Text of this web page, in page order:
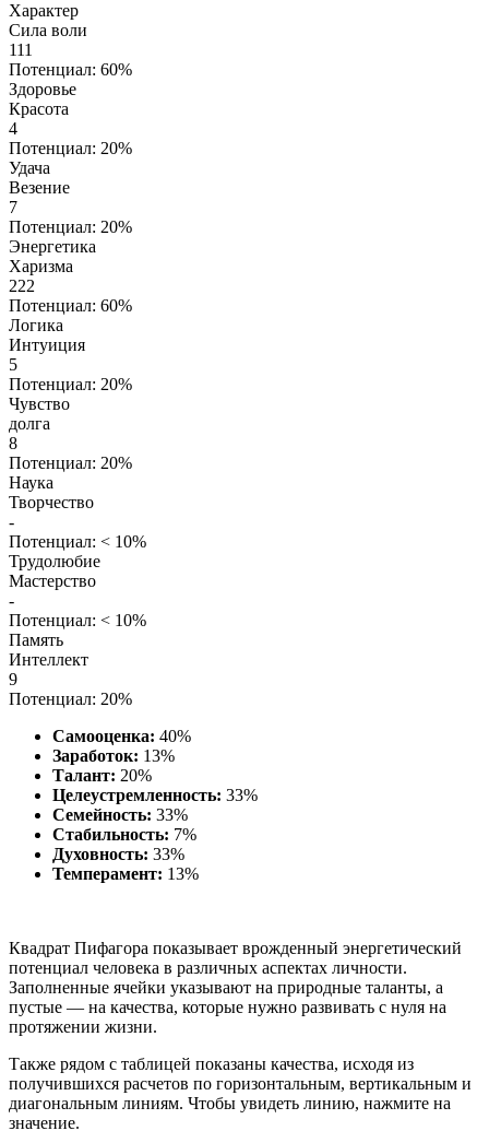
Характер
Сила воли
111
Потенциал: 60%
Здоровье
Красота
4
Потенциал: 20%
Удача
Везение
7
Потенциал: 20%
Энергетика
Харизма
222
Потенциал: 60%
Логика
Интуиция
5
Потенциал: 20%
Чувство
долга
8
Потенциал: 20%
Наука
Творчество
-
Потенциал: < 10%
Трудолюбие
Мастерство
-
Потенциал: < 10%
Память
Интеллект
9
Потенциал: 20%
Самооценка: 40%
Заработок: 13%
Талант: 20%
Целеустремленность: 33%
Семейность: 33%
Стабильность: 7%
Духовность: 33%
Темперамент: 13%
Квадрат Пифагора показывает врожденный энергетический
потенциал человека в различных аспектах личности.
Заполненные ячейки указывают на природные таланты, а
пустые — на качества, которые нужно развивать с нуля на
протяжении жизни.
Также рядом с таблицей показаны качества, исходя из
получившихся расчетов по горизонтальным, вертикальным и
диагональным линиям. Чтобы увидеть линию, нажмите на
значение.